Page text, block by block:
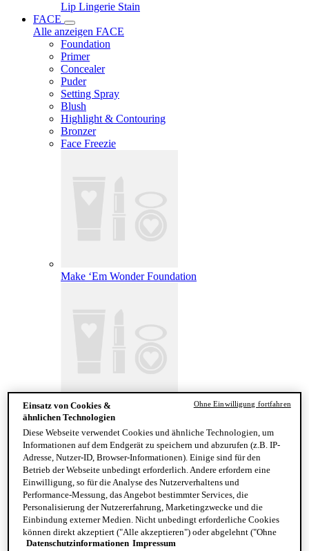
Lip Lingerie Stain
FACE
Alle anzeigen FACE
Foundation
Primer
Concealer
Puder
Setting Spray
Blush
Highlight & Contouring
Bronzer
Face Freezie
Make ‘Em Wonder Foundation
Wonder Snatch Setting Powder
Fat Cheeks
Einsatz von Cookies &
ähnlichen Technologien
Diese Webseite verwendet Cookies und ähnliche Technologien, um
Informationen auf dem Endgerät zu speichern und abzurufen (z.B. IP-
Adresse, Nutzer-ID, Browser-Informationen). Einige sind für den
Betrieb der Webseite unbedingt erforderlich. Andere erfordern eine
Einwilligung, so für die Analyse des Nutzerverhaltens und
Performance-Messung, das Angebot bestimmter Services, die
Personalisierung der Nutzererfahrung, Marketingzwecke und die
Einbindung externer Medien. Nicht unbedingt erforderliche Cookies
können direkt akzeptiert ("Alle akzeptieren") oder abgelehnt ("Ohne
Einwilligung fortfahren") werden. Individuelle Anpassungen der
Datenschutzinformationen Impressum
Ohne Einwilligung fortfahren